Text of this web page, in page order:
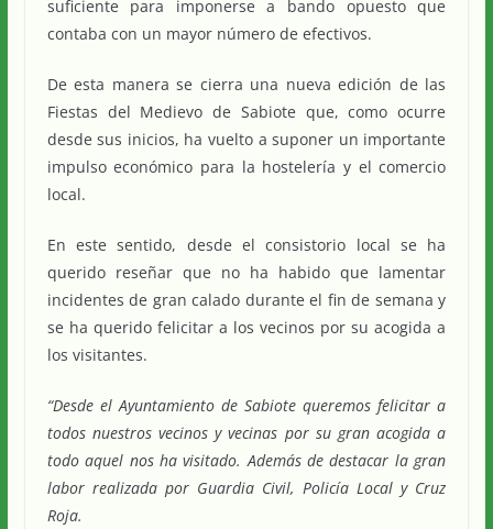
suficiente para imponerse a bando opuesto que
contaba con un mayor número de efectivos.
De esta manera se cierra una nueva edición de las
Fiestas del Medievo de Sabiote que, como ocurre
desde sus inicios, ha vuelto a suponer un importante
impulso económico para la hostelería y el comercio
local.
En este sentido, desde el consistorio local se ha
querido reseñar que no ha habido que lamentar
incidentes de gran calado durante el fin de semana y
se ha querido felicitar a los vecinos por su acogida a
los visitantes.
“Desde el Ayuntamiento de Sabiote queremos felicitar a
todos nuestros vecinos y vecinas por su gran acogida a
todo aquel nos ha visitado. Además de destacar la gran
labor realizada por Guardia Civil, Policía Local y Cruz
Roja.